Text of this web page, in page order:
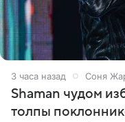
3 часа назад Соня
Shaman чудом
толпы